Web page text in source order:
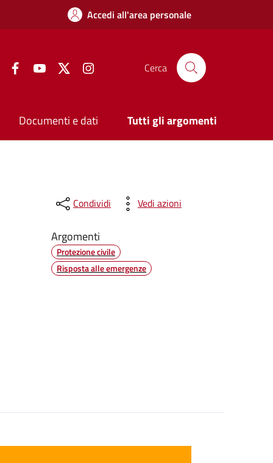
Accedi all'area personale
FacebookYouTube Twitter Cerca
Documenti e dati Tutti gli argomenti
Condividi Vedi azioni
Argomenti
Protezione civile
Risposta alle emergenze